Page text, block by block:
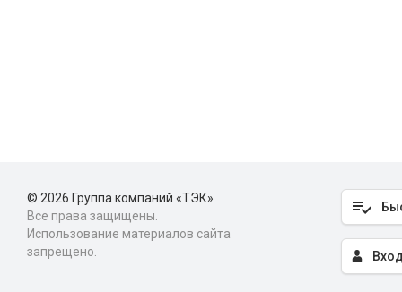
© 2026 Группа компаний «ТЭК»
Все права защищены.
Использование материалов сайта
запрещено.